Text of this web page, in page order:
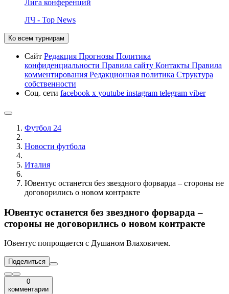
Лига конференций
ЛЧ - Top News
Ко всем турнирам
Сайт Редакция Прогнозы Политика
конфиденциальности Правила сайту Контакты Правила
комментирования Редакционная политика Структура
собственности
Соц. сети facebook x youtube instagram telegram viber
Футбол 24
Новости футбола
Италия
Ювентус останется без звездного форварда – стороны не
договорились о новом контракте
Ювентус останется без звездного форварда –
стороны не договорились о новом контракте
Ювентус попрощается с Душаном Влаховичем.
Поделиться
0
комментарии